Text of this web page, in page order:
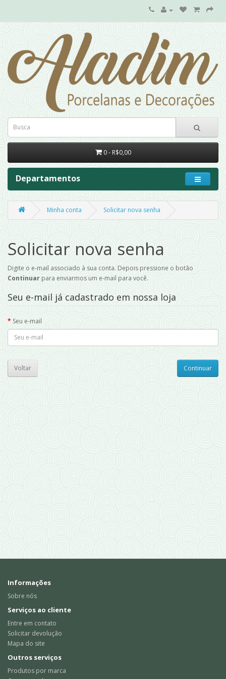
0 - R$0,00
Departamentos
Minha conta Solicitar nova senha
Solicitar nova senha
Digite o e-mail associado à sua conta. Depois pressione o botão
Continuarpara enviarmos um e-mail para você.
Seu e-mail já cadastrado em nossa loja
Seu e-mail
Voltar
Informações
Sobre nós
Serviços ao cliente
Entre em contato
Solicitar devolução
Mapa do site
Outros serviços
Produtos por marca